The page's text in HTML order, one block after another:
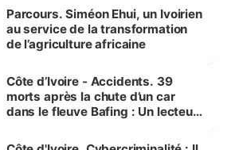
Parcours. Siméon Ehui, un Ivoirien
au service de la transformation
de l’agriculture africaine
Côte d’Ivoire - Accidents. 39
morts après la chute d’un car
dans le fleuve Bafing : Un lecteur
des Transports